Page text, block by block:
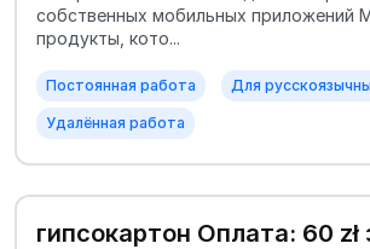
собственных мобильных приложений
продукты, кото...
Постоянная работа Для
Удалённая работа
гипсокартон Оплата: 60 zł за м²